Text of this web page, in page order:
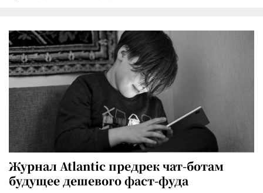
Журнал Atlantic предрек чат-ботам
будущее дешевого фаст-фуда